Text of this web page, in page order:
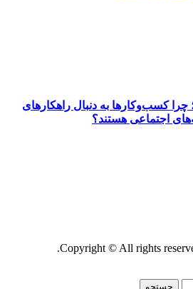
کسب‌وکارها به دنبال راهکارهای
اجتماعی هستند؟
Copyright © All rights
.